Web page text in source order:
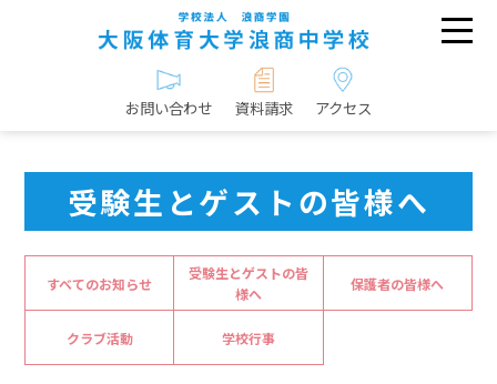
お問い合わせ 資料請求 アクセス
受験生とゲストの皆様へ
すべてのお知らせ
受験生とゲストの皆
様へ
保護者の皆様へ
クラブ活動 学校行事